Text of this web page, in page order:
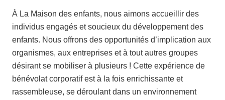
À La Maison des enfants, nous aimons accueillir des
individus engagés et soucieux du développement des
enfants. Nous offrons des opportunités d’implication aux
organismes, aux entreprises et à tout autres groupes
désirant se mobiliser à plusieurs ! Cette expérience de
bénévolat corporatif est à la fois enrichissante et
rassembleuse, se déroulant dans un environnement